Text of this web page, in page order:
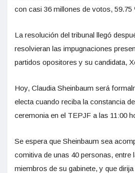
con casi 36 millones de votos, 59.75
La resolución del tribunal llegó
resolvieran las impugnaciones
partidos opositores y su candidata,
Hoy, Claudia Sheinbaum será
electa cuando reciba la constancia
ceremonia en el TEPJF a las 11:00
Se espera que Sheinbaum sea
comitiva de unas 40 personas, entre
miembros de su gabinete, y que